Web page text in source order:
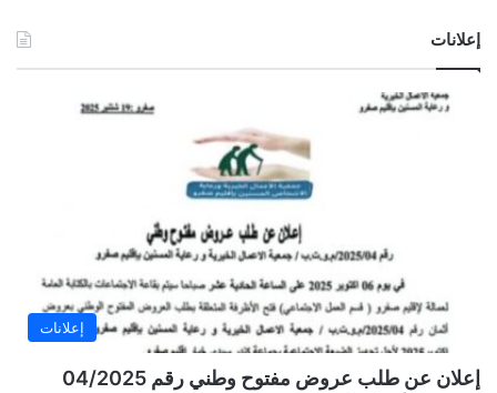
إعلانات
إعلانات
إعلان عن طلب عروض مفتوح وطني رقم 04/2025